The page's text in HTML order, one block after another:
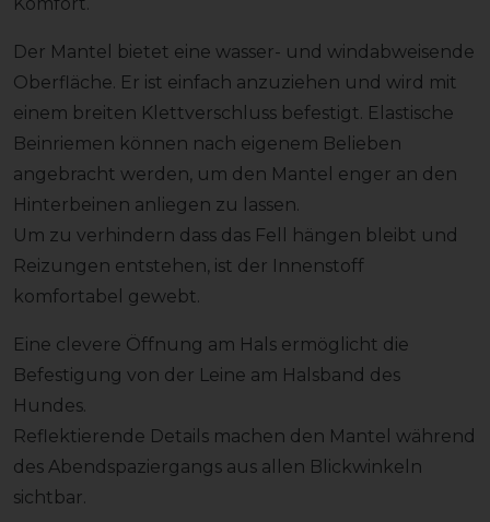
Der Mantel bietet eine wasser- und windabweisende
Oberfläche. Er ist einfach anzuziehen und wird mit
einem breiten Klettverschluss befestigt. Elastische
Beinriemen können nach eigenem Belieben
angebracht werden, um den Mantel enger an den
Hinterbeinen anliegen zu lassen.
Um zu verhindern dass das Fell hängen bleibt und
Reizungen entstehen, ist der Innenstoff
komfortabel gewebt.
Eine clevere Öffnung am Hals ermöglicht die
Befestigung von der Leine am Halsband des
Hundes.
Reflektierende Details machen den Mantel während
des Abendspaziergangs aus allen Blickwinkeln
sichtbar.